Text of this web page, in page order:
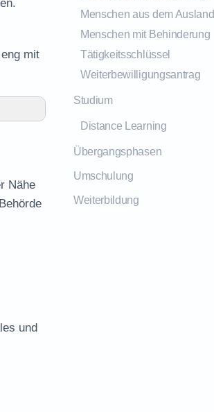
mit
Nähe
und
Menschen aus dem Ausland
Menschen mit Behinderung
Tätigkeitsschlüssel
Weiterbewilligungsantrag
Studium
Distance Learning
Übergangsphasen
Umschulung
Weiterbildung